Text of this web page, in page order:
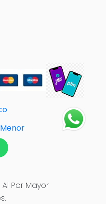
Por Mayor